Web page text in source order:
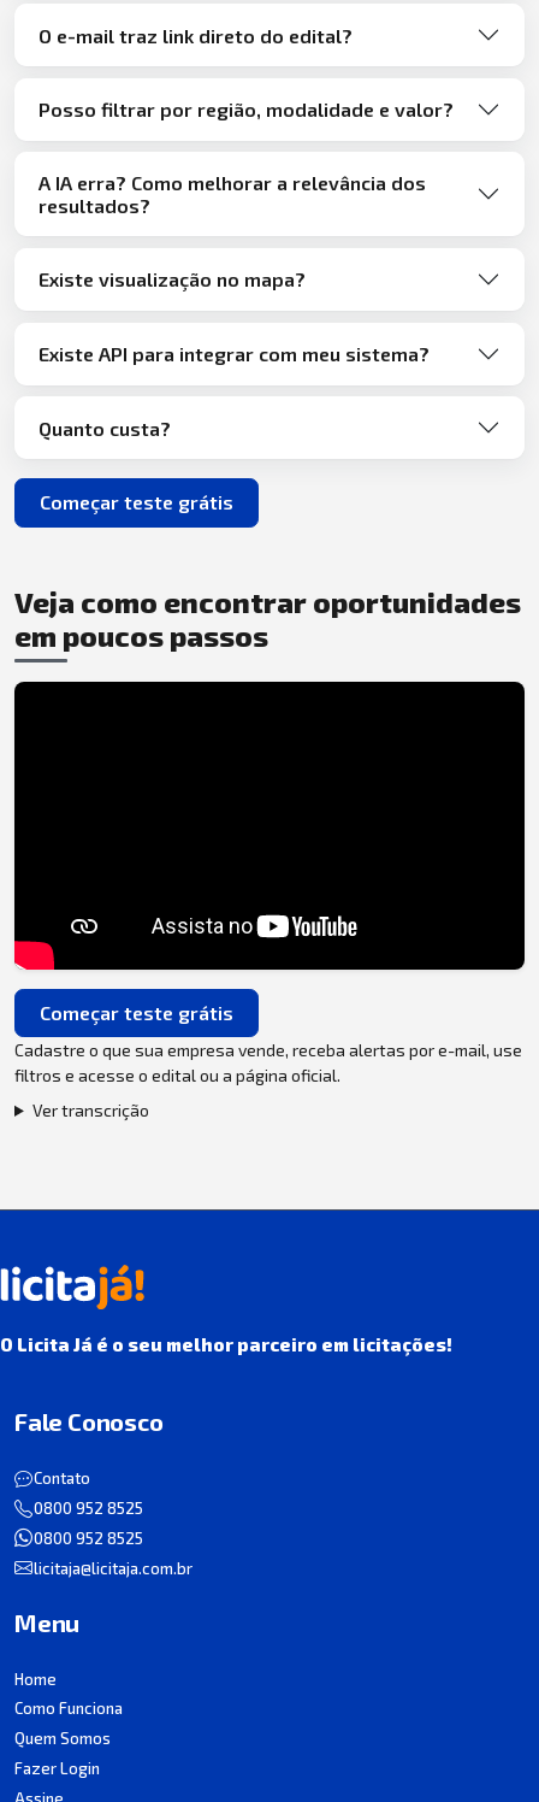
O e-mail traz link direto do edital?
Posso filtrar por região, modalidade e valor?
A IA erra? Como melhorar a relevância dos
resultados?
Existe visualização no mapa?
Existe API para integrar com meu sistema?
Quanto custa?
Começar teste grátis
Veja como encontrar oportunidades
em poucos passos
Começar teste grátis
Cadastre o que sua empresa vende, receba alertas por e-mail, use
filtros e acesse o edital ou a página oficial.
Ver transcrição
O Licita Já é o seu melhor parceiro em licitações!
Fale Conosco
Contato
0800 952 8525
0800 952 8525
licitaja@licitaja.com.br
Menu
Home
Como Funciona
Quem Somos
Fazer Login
Assine